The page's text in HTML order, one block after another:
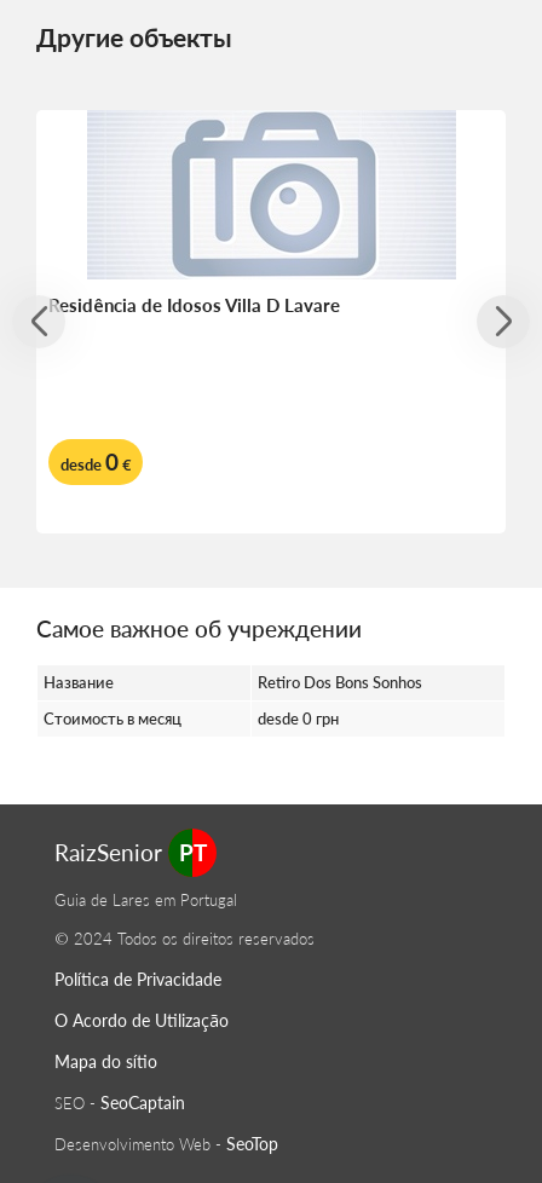
Другие объекты
Residência de Idosos Villa D Lavare
desde0€
Самое важное об учреждении
Название
Retiro Dos Bons Sonhos
Стоимость в месяц
desde 0 грн
RaizSenior PT
Guia de Lares em Portugal
© 2024 Todos os direitos reservados
Política de Privacidade
O Acordo de Utilização
Mapa do sítio
SEO - SeoСaptain
Desenvolvimento Web - SeoTop